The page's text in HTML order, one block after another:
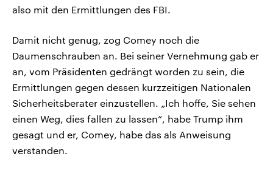
also mit den Ermittlungen des FBI.
Damit nicht genug, zog Comey noch die
Daumenschrauben an. Bei seiner Vernehmung gab er
an, vom Präsidenten gedrängt worden zu sein, die
Ermittlungen gegen dessen kurzzeitigen Nationalen
Sicherheitsberater einzustellen. „Ich hoffe, Sie sehen
einen Weg, dies fallen zu lassen“, habe Trump ihm
gesagt und er, Comey, habe das als Anweisung
verstanden.